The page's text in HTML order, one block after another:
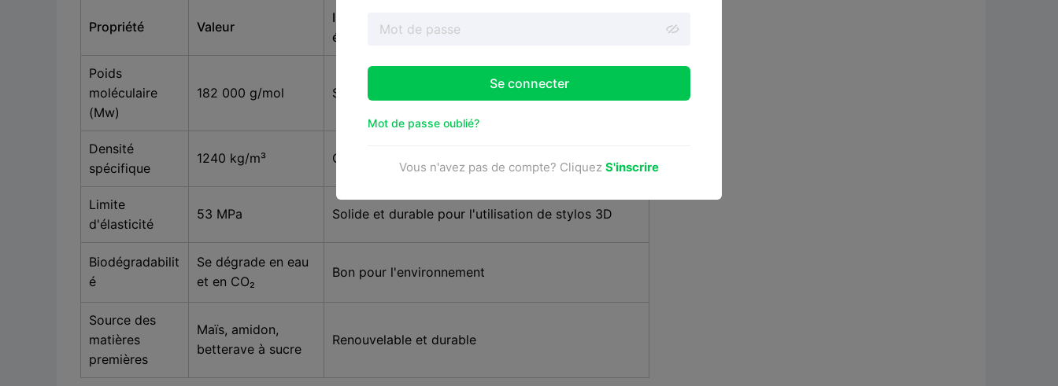
Propriété Valeur
Importance du PLA en tant que filament
écologique et adapté aux débutants
Poids
moléculaire
(Mw)
182 000 g/mol Stabilité et qualité élevées
Densité
spécifique
1240 kg/m³ Qualité d'extrusion constante
Limite
d'élasticité
53 MPa Solide et durable pour l'utilisation de stylos 3D
Biodégradabilit
é
Se dégrade en eau
et en CO₂
Bon pour l'environnement
Source des
matières
premières
Maïs, amidon,
betterave à sucre
Renouvelable et durable
Se connecter
Mot de passe oublié?
Vous n'avez pas de compte? Cliquez S'inscrire